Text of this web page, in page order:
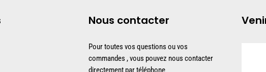
Nous contacter
Pour toutes vos questions ou vos
commandes , vous pouvez nous contacter
directement par téléphone